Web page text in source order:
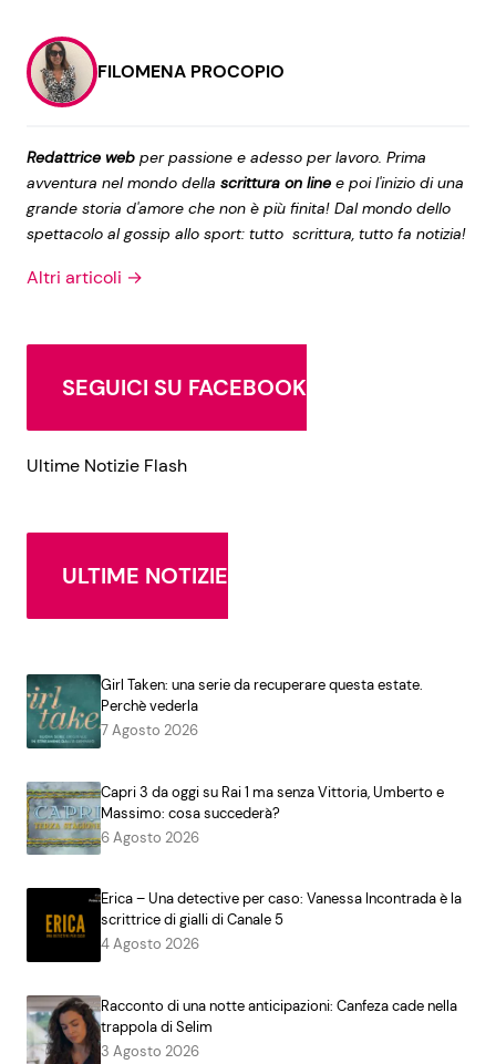
FILOMENA PROCOPIO
Redattrice web per passione e adesso per lavoro. Prima
avventura nel mondo della scrittura on line e poi l'inizio di una
grande storia d'amore che non è più finita! Dal mondo dello
spettacolo al gossip allo sport: tutto scrittura, tutto fa notizia!
Altri articoli →
SEGUICI SU FACEBOOK
Ultime Notizie Flash
ULTIME NOTIZIE
Girl Taken: una serie da recuperare questa estate.
Perchè vederla
7 Agosto 2026
Capri 3 da oggi su Rai 1 ma senza Vittoria, Umberto e
Massimo: cosa succederà?
6 Agosto 2026
Erica – Una detective per caso: Vanessa Incontrada è la
scrittrice di gialli di Canale 5
4 Agosto 2026
Racconto di una notte anticipazioni: Canfeza cade nella
trappola di Selim
3 Agosto 2026